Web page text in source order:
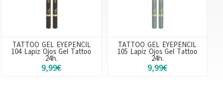
TATTOO GEL EYEPENCIL
104 Lapiz Ojos Gel Tattoo
24h.
9,99€
TATTOO GEL EYEPENCIL
105 Lapiz Ojos Gel Tattoo
24h.
9,99€